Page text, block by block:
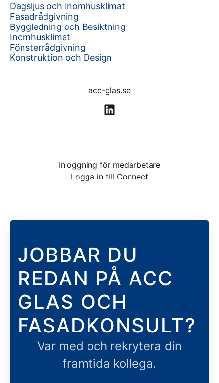
Dagsljus och Inomhusklimat
Fasadrådgivning
Byggledning och Besiktning
Inomhusklimat
Fönsterrådgivning
Konstruktion och Design
acc-glas.se
Inloggning för medarbetare
Logga in till Connect
JOBBAR DU
REDAN PÅ ACC
GLAS OCH
FASADKONSULT?
Var med och rekrytera din
framtida kollega.